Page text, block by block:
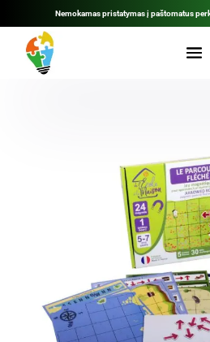
Nemokamas pristatymas į paštomatus